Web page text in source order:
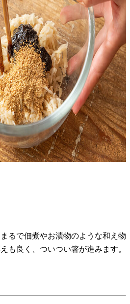
るで佃煮やお漬物のような和え物
も良く、ついつい箸が進みます。